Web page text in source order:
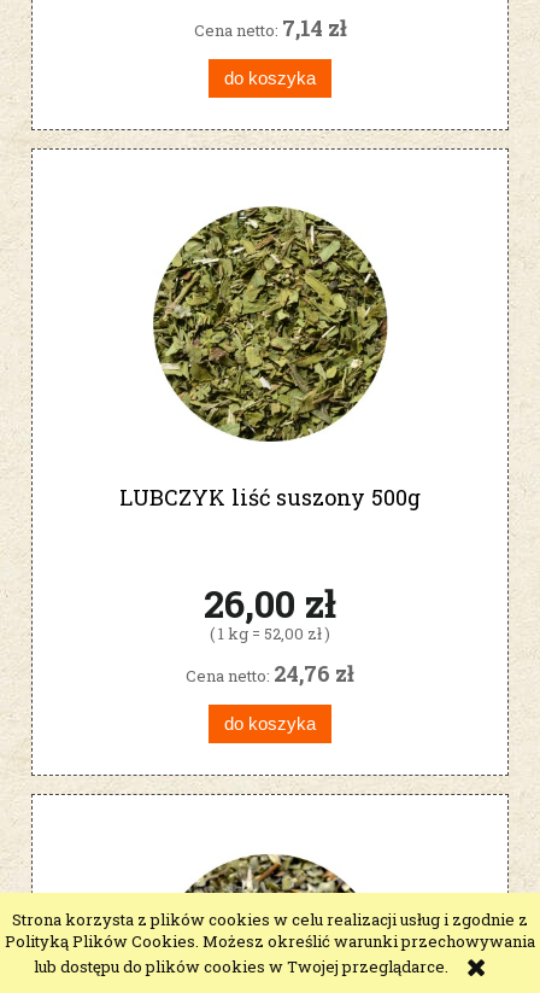
Strona korzysta z plików cookies w celu realizacji usług i zgodnie z
Polityką Plików Cookies. Możesz określić warunki przechowywania
lub dostępu do plików cookies w Twojej przeglądarce.
Cena netto: 7,14 zł
do koszyka
LUBCZYK liść suszony 500g
26,00 zł
( 1 kg = 52,00 zł )
Cena netto: 24,76 zł
do koszyka